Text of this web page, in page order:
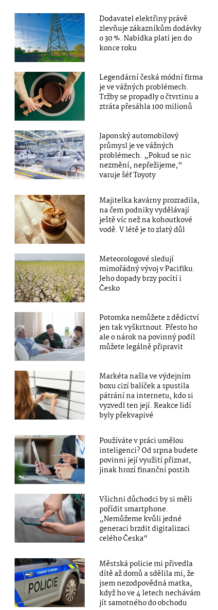
Dodavatel elektřiny právě
zlevňuje zákazníkům dodávky
o 30 %. Nabídka platí jen do
konce roku
Legendární česká módní firma
je ve vážných problémech.
Tržby se propadly o čtvrtinu a
ztráta přesáhla 100 milionů
Japonský automobilový
průmysl je ve vážných
problémech. „Pokud se nic
nezmění, nepřežijeme,“
varuje šéf Toyoty
Majitelka kavárny prozradila,
na čem podniky vydělávají
ještě víc než na kohoutkové
vodě. V létě je to zlatý důl
Meteorologové sledují
mimořádný vývoj v Pacifiku.
Jeho dopady brzy pocítí i
Česko
Potomka nemůžete z dědictví
jen tak vyškrtnout. Přesto ho
ale o nárok na povinný podíl
můžete legálně připravit
Markéta našla ve výdejním
boxu cizí balíček a spustila
pátrání na internetu, kdo si
vyzvedl ten její. Reakce lidí
byly překvapivé
Používáte v práci umělou
inteligenci? Od srpna budete
povinni její využití přiznat,
jinak hrozí finanční postih
Všichni důchodci by si měli
pořídit smartphone.
„Nemůžeme kvůli jedné
generaci brzdit digitalizaci
celého Česka“
Městská policie mi přivedla
dítě až domů a sdělila mi, že
jsem nezodpovědná matka,
když ho ve 4 letech nechávám
jít samotného do obchodu